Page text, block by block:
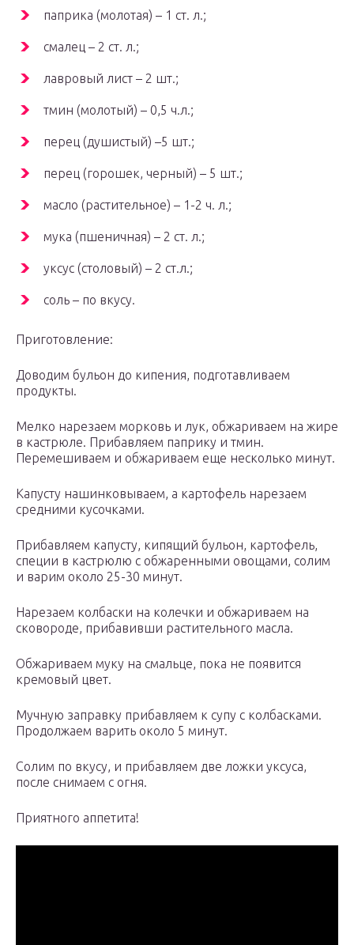
паприка (молотая) – 1 ст. л.;
смалец – 2 ст. л.;
лавровый лист – 2 шт.;
тмин (молотый) – 0,5 ч.л.;
перец (душистый) –5 шт.;
перец (горошек, черный) – 5 шт.;
масло (растительное) – 1-2 ч. л.;
мука (пшеничная) – 2 ст. л.;
уксус (столовый) – 2 ст.л.;
соль – по вкусу.
Приготовление:
Доводим бульон до кипения, подготавливаем
продукты.
Мелко нарезаем морковь и лук, обжариваем на жире
в кастрюле. Прибавляем паприку и тмин.
Перемешиваем и обжариваем еще несколько минут.
Капусту нашинковываем, а картофель нарезаем
средними кусочками.
Прибавляем капусту, кипящий бульон, картофель,
специи в кастрюлю с обжаренными овощами, солим
и варим около 25-30 минут.
Нарезаем колбаски на колечки и обжариваем на
сковороде, прибавивши растительного масла.
Обжариваем муку на смальце, пока не появится
кремовый цвет.
Мучную заправку прибавляем к супу с колбасками.
Продолжаем варить около 5 минут.
Солим по вкусу, и прибавляем две ложки уксуса,
после снимаем с огня.
Приятного аппетита!